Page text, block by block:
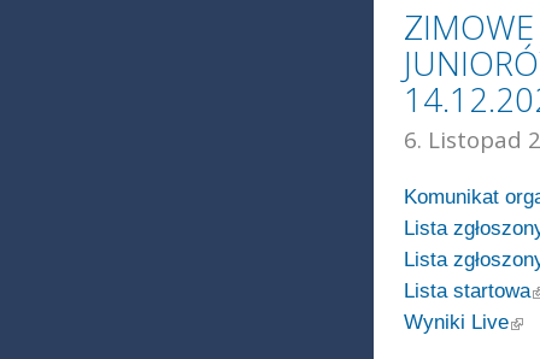
6. Listopad
Komunikat
Lista
Lista
Lista startowa
Wyniki Live